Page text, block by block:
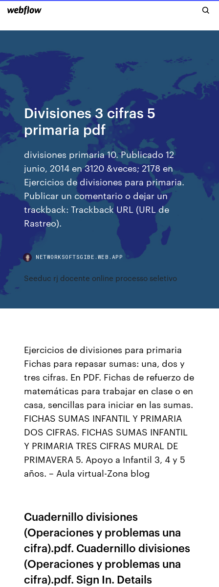
Divisiones 3 cifras 5
primaria pdf
divisiones primaria 10. Publicado 12
junio, 2014 en 3120 &veces; 2178 en
Ejercicios de divisiones para primaria.
Publicar un comentario o dejar un
trackback: Trackback URL (URL de
Rastreo).
NETWORKSOFTSGIBE.WEB.APP
Seeduc rj docente online processo seletivo
Ejercicios de divisiones para primaria
Fichas para repasar sumas: una, dos y
tres cifras. En PDF. Fichas de refuerzo de
matemáticas para trabajar en clase o en
casa, sencillas para iniciar en las sumas.
FICHAS SUMAS INFANTIL Y PRIMARIA
DOS CIFRAS. FICHAS SUMAS INFANTIL
Y PRIMARIA TRES CIFRAS MURAL DE
PRIMAVERA 5. Apoyo a Infantil 3, 4 y 5
años. – Aula virtual-Zona blog
Cuadernillo divisiones
(Operaciones y problemas una
cifra).pdf. Cuadernillo divisiones
(Operaciones y problemas una
cifra).pdf. Sign In. Details